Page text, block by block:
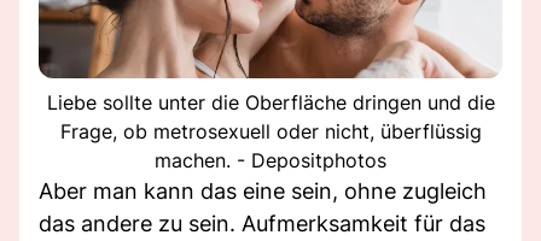
Liebe sollte unter die Oberfläche dringen und die
Frage, ob metrosexuell oder nicht, überflüssig
machen. - Depositphotos
Aber man kann das eine sein, ohne zugleich
das andere zu sein. Aufmerksamkeit für das